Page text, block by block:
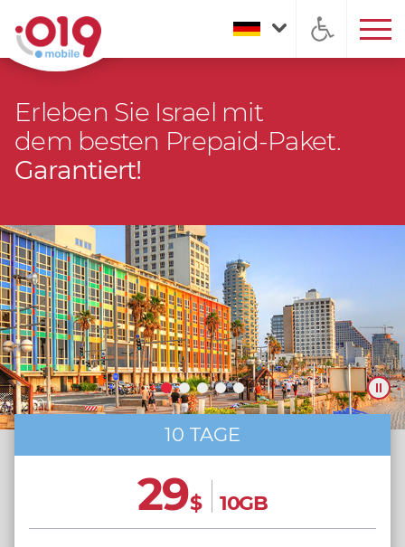
Erleben Sie Israel mit
dem besten Prepaid-Paket.
Garantiert!
10 TAGE
29$ 10GB